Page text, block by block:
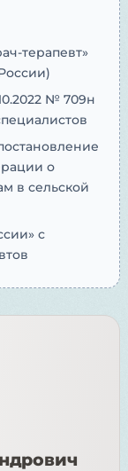
терапевт»
№ 709н
о
в сельской
с